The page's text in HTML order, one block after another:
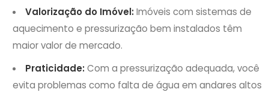
Valorização do Imóvel:Imóveis com sistemas de
aquecimento e pressurização bem instalados têm
maior valor de mercado.
Praticidade:Com a pressurização adequada, você
evita problemas como falta de água em andares altos